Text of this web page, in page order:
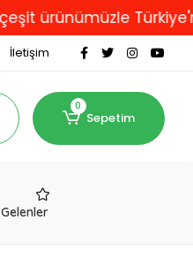
Türkiye'nin
İletişim
0
Sepetim